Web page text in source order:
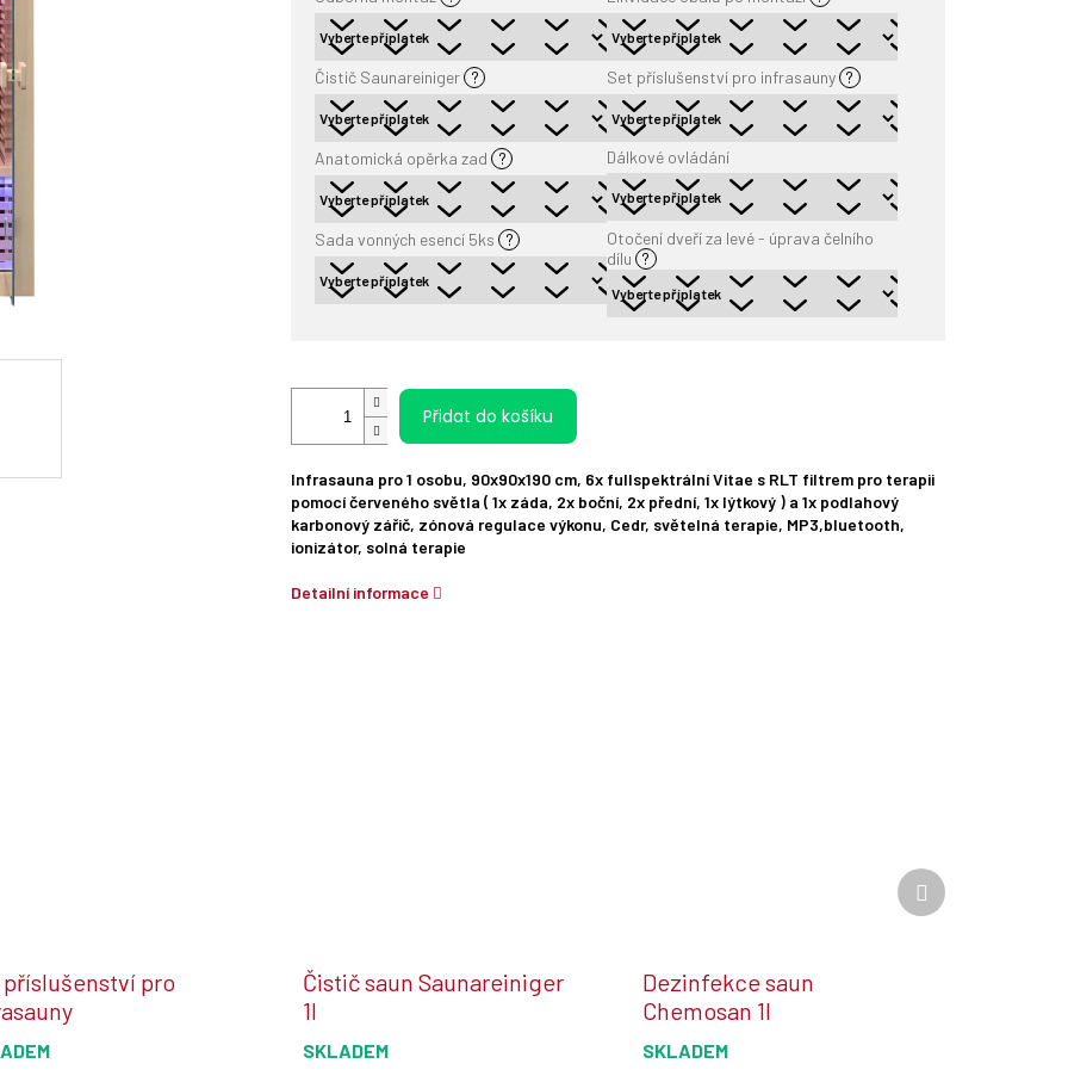
Čistič Saunareiniger ? Set příslušenství pro infrasauny ?
Anatomická opěrka zad ? Dálkové ovládání
Sada vonných esencí 5ks ?
Otočení dveří za levé - úprava čelního
dílu ?
Přidat do košíku
Infrasauna pro 1 osobu, 90x90x190 cm, 6x fullspektrální Vitae s RLT filtrem pro terapii
pomocí červeného světla ( 1x záda, 2x boční, 2x přední, 1x lýtkový ) a 1x podlahový
karbonový zářič, zónová regulace výkonu, Cedr, světelná terapie, MP3,bluetooth,
ionizátor, solná terapie
Detailní informace
příslušenství pro
Čistič saun Saunareiniger
1l
SKLADEM
Dezinfekce saun
Chemosan 1l
SKLADEM
Další
produkt